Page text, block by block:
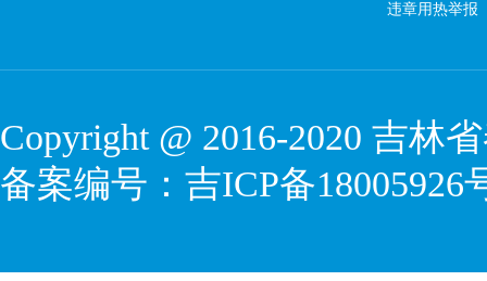
违章用热举报
Copyright @ 2016-2020 吉林
备案编号： 吉ICP备18005926